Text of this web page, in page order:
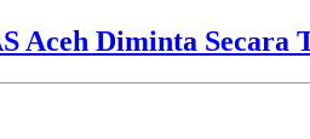
Aceh Diminta Secara